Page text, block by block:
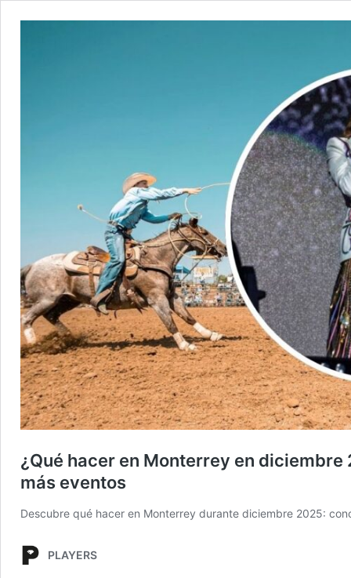
¿Qué hacer en Monterrey en
más eventos
Descubre qué hacer en Monterrey durante diciembre 2025:
PLAYERS